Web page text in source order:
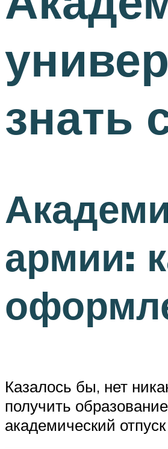
знать
армии:
Казалось бы, нет
получить
академический